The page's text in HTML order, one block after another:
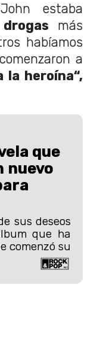
estaba
más
habíamos
a
la heroína“,
que
nuevo
sus deseos
que ha
comenzó su